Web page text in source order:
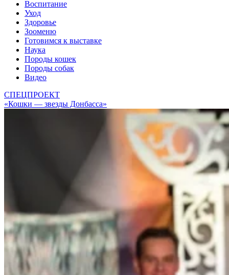
Воспитание
Уход
Здоровье
Зооменю
Готовимся к выставке
Наука
Породы кошек
Породы собак
Видео
СПЕЦПРОЕКТ
«Кошки — звезды Донбасса»